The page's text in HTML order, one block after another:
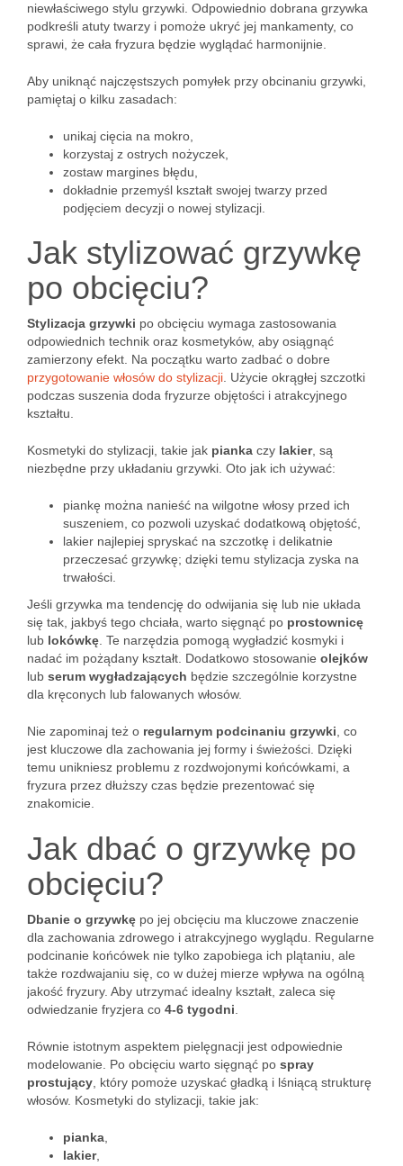
niewłaściwego stylu grzywki. Odpowiednio dobrana grzywka
podkreśli atuty twarzy i pomoże ukryć jej mankamenty, co
sprawi, że cała fryzura będzie wyglądać harmonijnie.
Aby uniknąć najczęstszych pomyłek przy obcinaniu grzywki,
pamiętaj o kilku zasadach:
unikaj cięcia na mokro,
korzystaj z ostrych nożyczek,
zostaw margines błędu,
dokładnie przemyśl kształt swojej twarzy przed
podjęciem decyzji o nowej stylizacji.
Jak stylizować grzywkę
po obcięciu?
Stylizacja grzywki po obcięciu wymaga zastosowania
odpowiednich technik oraz kosmetyków, aby osiągnąć
zamierzony efekt. Na początku warto zadbać o dobre
przygotowanie włosów do stylizacji . Użycie okrągłej szczotki
podczas suszenia doda fryzurze objętości i atrakcyjnego
kształtu.
Kosmetyki do stylizacji, takie jak pianka czy lakier, są
niezbędne przy układaniu grzywki. Oto jak ich używać:
piankę można nanieść na wilgotne włosy przed ich
suszeniem, co pozwoli uzyskać dodatkową objętość,
lakier najlepiej spryskać na szczotkę i delikatnie
przeczesać grzywkę; dzięki temu stylizacja zyska na
trwałości.
Jeśli grzywka ma tendencję do odwijania się lub nie układa
się tak, jakbyś tego chciała, warto sięgnąć po prostownicę
lub lokówkę . Te narzędzia pomogą wygładzić kosmyki i
nadać im pożądany kształt. Dodatkowo stosowanie olejków
lub serum wygładzających będzie szczególnie korzystne
dla kręconych lub falowanych włosów.
Nie zapominaj też o regularnym podcinaniu grzywki , co
jest kluczowe dla zachowania jej formy i świeżości. Dzięki
temu unikniesz problemu z rozdwojonymi końcówkami, a
fryzura przez dłuższy czas będzie prezentować się
znakomicie.
Jak dbać o grzywkę po
obcięciu?
Dbanie o grzywkę po jej obcięciu ma kluczowe znaczenie
dla zachowania zdrowego i atrakcyjnego wyglądu. Regularne
podcinanie końcówek nie tylko zapobiega ich plątaniu, ale
także rozdwajaniu się, co w dużej mierze wpływa na ogólną
jakość fryzury. Aby utrzymać idealny kształt, zaleca się
odwiedzanie fryzjera co 4-6 tygodni
Równie istotnym aspektem pielęgnacji jest odpowiednie
modelowanie. Po obcięciu warto sięgnąć po spray
prostujący , który pomoże uzyskać gładką i lśniącą strukturę
włosów. Kosmetyki do stylizacji, takie jak:
pianka
lakier,